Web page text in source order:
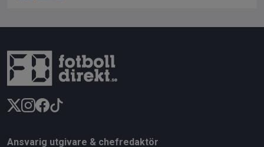
Ansvarig utgivare & chefredaktör